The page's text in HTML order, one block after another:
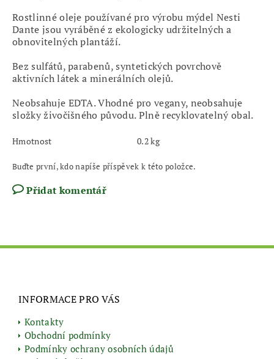
Rostlinné oleje používané pro výrobu mýdel Nesti
Dante jsou vyráběné z ekologicky udržitelných a
obnovitelných plantáží.
Bez sulfátů, parabenů, syntetických povrchově
aktivních látek a minerálních olejů.
Neobsahuje EDTA. Vhodné pro vegany, neobsahuje
složky živočišného původu. Plně recyklovatelný obal.
Hmotnost 0.2 kg
Buďte první, kdo napíše příspěvek k této položce.
Přidat komentář
INFORMACE PRO VÁS
Kontakty
Obchodní podmínky
Podmínky ochrany osobních údajů